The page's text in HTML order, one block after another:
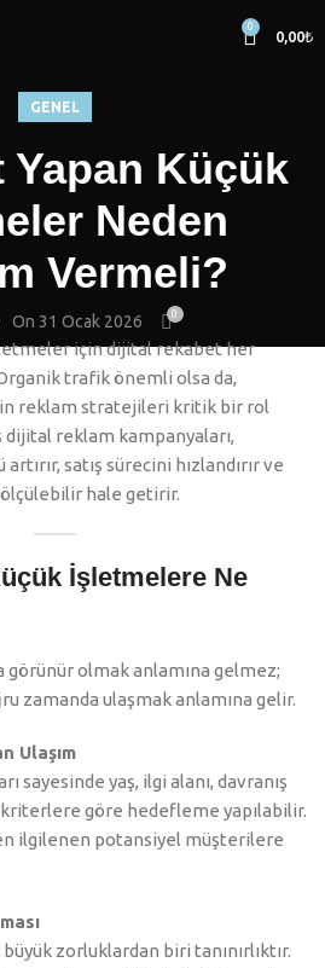
0
0,00₺
GENEL
Yapan Küçük
Neden
Vermeli?
On 31 Ocak 2026 0
için dijital rekabet her
trafik önemli olsa da,
reklam stratejileri kritik bir rol
dijital reklam kampanyaları,
satış sürecini hızlandırır ve
ölçülebilir hale getirir.
İşletmelere Ne
görünür olmak anlamına gelmez;
zamanda ulaşmak anlamına gelir.
Ulaşım
sayesinde yaş, ilgi alanı, davranış
göre hedefleme yapılabilir.
ilgilenen potansiyel müşterilere
zorluklardan biri tanınırlıktır.